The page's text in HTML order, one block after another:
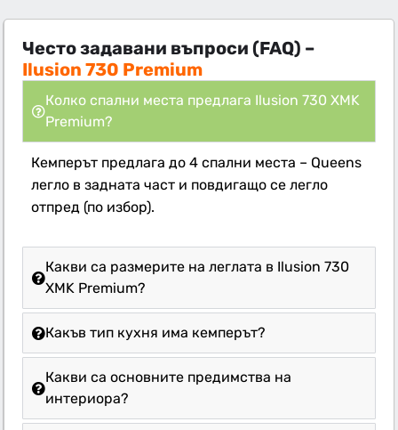
Често задавани въпроси (FAQ) –
Ilusion 730 Premium
Колко спални места предлага Ilusion 730 XMK
Premium?
Кемперът предлага до 4 спални места – Queens
легло в задната част и повдигащо се легло
отпред (по избор).
Какви са размерите на леглата в Ilusion 730
XMK Premium?
Какъв тип кухня има кемперът?
Какви са основните предимства на
интериора?